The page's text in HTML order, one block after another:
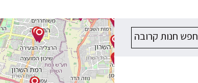
חפש חנות קרובה